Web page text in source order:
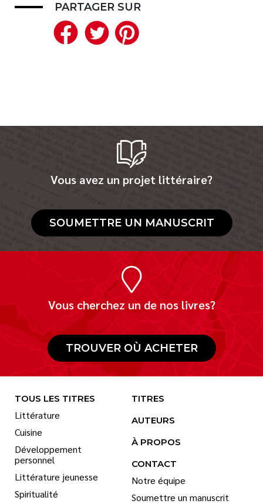
PARTAGER SUR
Facebook
Twitter
Vous avez un projet littéraire?
SOUMETTRE UN MANUSCRIT
Vous cherchez un de nos livres?
TROUVER OÙ ACHETER
TOUS LES TITRES
Littérature
Cuisine
Développement
personnel
Littérature jeunesse
Spiritualité
TITRES
AUTEURS
À PROPOS
CONTACT
Notre équipe
Soumettre un manuscrit